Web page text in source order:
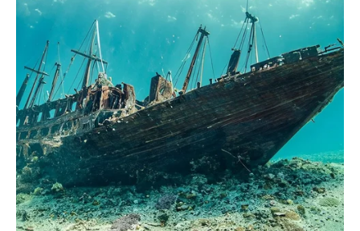
Prednosti korištenja maske od kvasca
Maska na bazi kvasca nudi prirodan i učinkovit način za
jačanje kose i smanjenjegubitka kose. Redovnim
korištenjem i zdravom prehranom, možete postići
živahnu i zdravu kosu. Ovaj jednostavan recept može
postati vaš saveznik u borbi protiv problema s kosom,
donoseći primjetna poboljšanja u kratkom vremenskom
periodu. Osim toga, kvasac je prirodan izvor hranljivih
tvari, što ga čini sigurnim rješenjem za sve tipove kose,
uključujući i osjetljivu ili oštećenu kosu.